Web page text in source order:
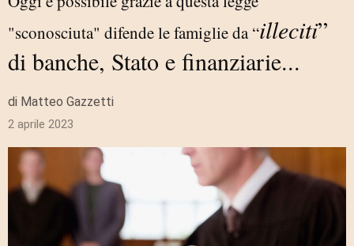
"sconosciuta" difende le famiglie da “illeciti”
di banche, Stato e finanziarie...
di Matteo Gazzetti
2 aprile 2023